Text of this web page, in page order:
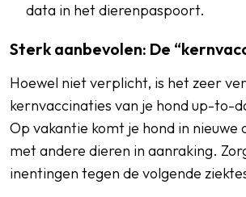
data in het dierenpaspoort.
Sterk aanbevolen: De
Hoewel niet verplicht, is het zeer
kernvaccinaties van je hond up-to-
Op vakantie komt je hond in nieuwe
met andere dieren in aanraking.
inentingen tegen de volgende